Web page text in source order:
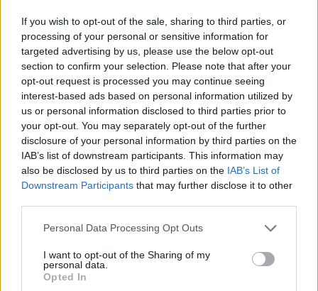
If you wish to opt-out of the sale, sharing to third parties, or
processing of your personal or sensitive information for
targeted advertising by us, please use the below opt-out
section to confirm your selection. Please note that after your
opt-out request is processed you may continue seeing
interest-based ads based on personal information utilized by
us or personal information disclosed to third parties prior to
your opt-out. You may separately opt-out of the further
disclosure of your personal information by third parties on the
IAB’s list of downstream participants. This information may
also be disclosed by us to third parties on the IAB’s List of
Downstream Participants that may further disclose it to other
Please note that this website/app uses one or more Google
not limited to your visit or usage behaviour. You may click to
grant or deny consent to Google and its third-party tags to
use your data for below specified purposes in below Google
Personal Data Processing Opt Outs
I want to opt-out of the Sharing of my
personal data.
Opted In
κάνει... διαρροή για τη χωροταξία.
Μάθαμε λοιπόν, ότι ο Άδωνις Γεωργιάδης δεν
καθόταν σε αυτό το τραπέζι αλλά σε ένα λίγο πιο
πίσω. Αλλά πήρε για λίγο τη θέση του Διευθύνοντος
Συμβούλου της επιχείρησης προκειμένου να
μιλήσει με τον Τάκη Θεοδωρικάκο.
Και όλα αυτά γιατί; Διότι Ανδρουλάκης και
τις δηλώσεις του υπουργού Υγείας σχετικά με το
ακίνητο της οικογένειας στην Κρήτη.